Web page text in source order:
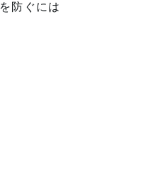
を防ぐには